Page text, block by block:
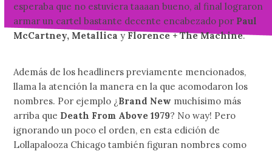
esperaba que no estuviera taaaan bueno, al final lograron
armar un cartel bastante decente encabezado por Paul
McCartney, MetallicayFlorence + The Machine.
Además de los headliners previamente mencionados,
llama la atención la manera en la que acomodaron los
nombres. Por ejemplo ¿Brand New muchísimo más
arriba que Death From Above 1979? No way! Pero
ignorando un poco el orden, en esta edición de
Lollapalooza Chicago también figuran nombres como